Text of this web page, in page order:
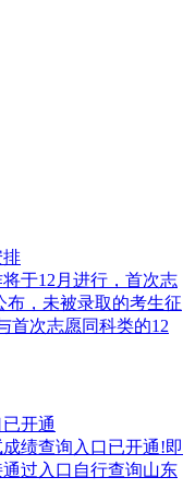
排
于12月进行，首次志
布，未被录取的考生征
首次志愿同科类的12
开通
绩查询入口已开通!即
过入口自行查询山东